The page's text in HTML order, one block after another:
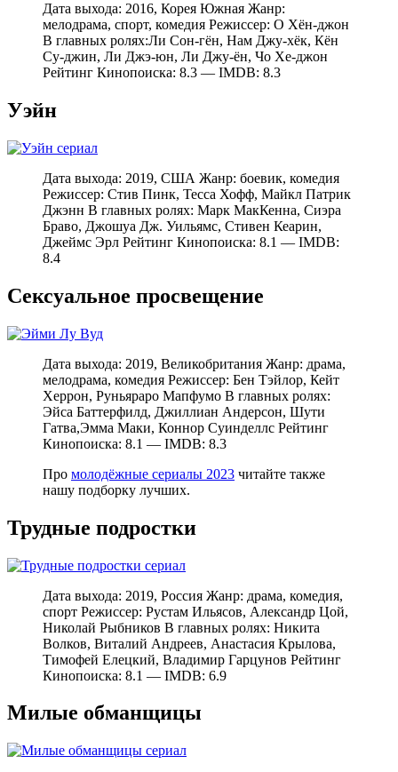
Дата выхода: 2016, Корея Южная Жанр:
мелодрама, спорт, комедия Режиссер: О Хён-джон
В главных ролях:Ли Сон-гён, Нам Джу-хёк, Кён
Су-джин, Ли Джэ-юн, Ли Джу-ён, Чо Хе-джон
Рейтинг Кинопоиска: 8.3 — IMDB: 8.3
Уэйн
Дата выхода: 2019, США Жанр: боевик, комедия
Режиссер: Стив Пинк, Тесса Хофф, Майкл Патрик
Джэнн В главных ролях: Марк МакКенна, Сиэра
Браво, Джошуа Дж. Уильямс, Стивен Кеарин,
Джеймс Эрл Рейтинг Кинопоиска: 8.1 — IMDB:
8.4
Сексуальное просвещение
Дата выхода: 2019, Великобритания Жанр: драма,
мелодрама, комедия Режиссер: Бен Тэйлор, Кейт
Херрон, Руньяраро Мапфумо В главных ролях:
Эйса Баттерфилд, Джиллиан Андерсон, Шути
Гатва,Эмма Маки, Коннор Суинделлс Рейтинг
Кинопоиска: 8.1 — IMDB: 8.3
Про молодёжные сериалы 2023 читайте также
нашу подборку лучших.
Трудные подростки
Дата выхода: 2019, Россия Жанр: драма, комедия,
спорт Режиссер: Рустам Ильясов, Александр Цой,
Николай Рыбников В главных ролях: Никита
Волков, Виталий Андреев, Анастасия Крылова,
Тимофей Елецкий, Владимир Гарцунов Рейтинг
Кинопоиска: 8.1 — IMDB: 6.9
Милые обманщицы